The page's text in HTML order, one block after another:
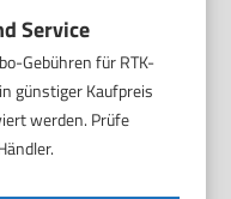
Service
Gebühren für RTK-
günstiger Kaufpreis
werden. Prüfe